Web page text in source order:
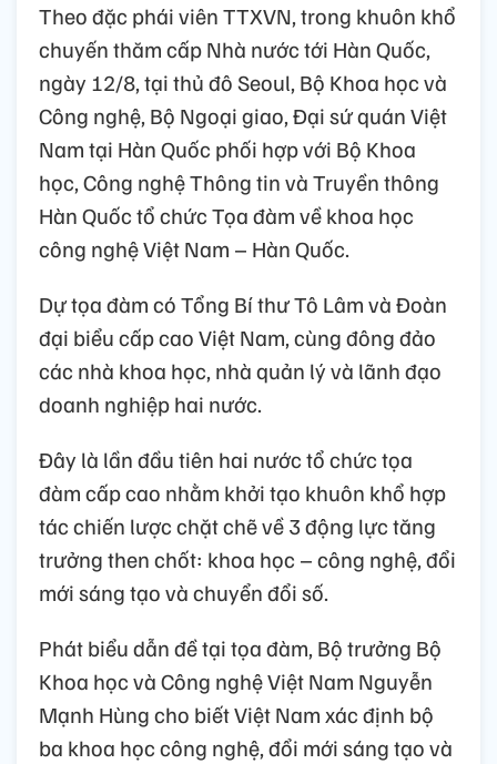
Theo đặc phái viên TTXVN, trong khuôn khổ
chuyến thăm cấp Nhà nước tới Hàn Quốc,
ngày 12/8, tại thủ đô Seoul, Bộ Khoa học và
Công nghệ, Bộ Ngoại giao, Đại sứ quán Việt
Nam tại Hàn Quốc phối hợp với Bộ Khoa
học, Công nghệ Thông tin và Truyền thông
Hàn Quốc tổ chức Tọa đàm về khoa học
công nghệ Việt Nam – Hàn Quốc.
Dự tọa đàm có Tổng Bí thư Tô Lâm và Đoàn
đại biểu cấp cao Việt Nam, cùng đông đảo
các nhà khoa học, nhà quản lý và lãnh đạo
doanh nghiệp hai nước.
Đây là lần đầu tiên hai nước tổ chức tọa
đàm cấp cao nhằm khởi tạo khuôn khổ hợp
tác chiến lược chặt chẽ về 3 động lực tăng
trưởng then chốt: khoa học – công nghệ, đổi
mới sáng tạo và chuyển đổi số.
Phát biểu dẫn đề tại tọa đàm, Bộ trưởng Bộ
Khoa học và Công nghệ Việt Nam Nguyễn
Mạnh Hùng cho biết Việt Nam xác định bộ
ba khoa học công nghệ, đổi mới sáng tạo và